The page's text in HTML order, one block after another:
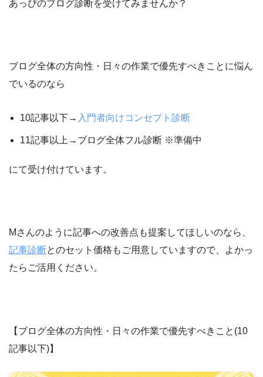
あっぴのブログ診断を受けてみませんか？
ブログ全体の方向性・日々の作業で優先すべきことに悩ん
でいるのなら
10記事以下→ 入門者向けコンセプト診断
11記事以上→ブログ全体フル診断 ※準備中
にて受け付けています。
Mさんのように記事への改善点も提案してほしいのなら、
記事診断とのセット価格もご用意していますので、よかっ
たらご活用ください。
【ブログ全体の方向性・日々の作業で優先すべきこと(10
記事以下)】